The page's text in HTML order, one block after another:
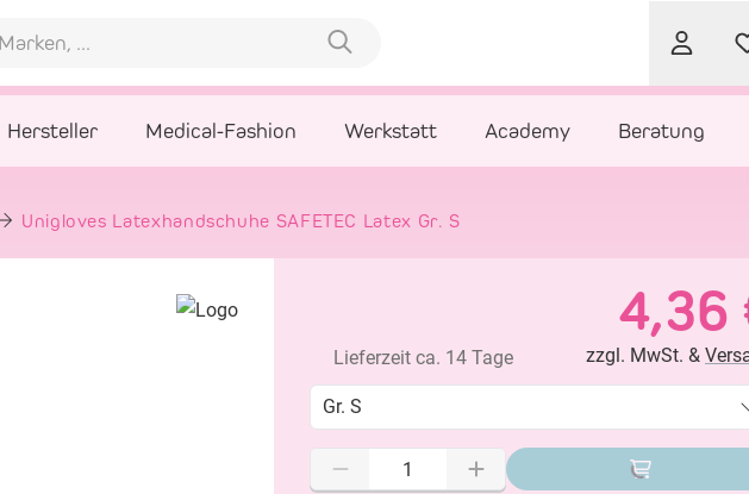
Hersteller Medical-Fashion Werkstatt Academy Beratung
Unigloves Latexhandschuhe SAFETEC Latex Gr. S
4,36
Lieferzeit ca. 14 Tage zzgl. MwSt. &
Gr. S